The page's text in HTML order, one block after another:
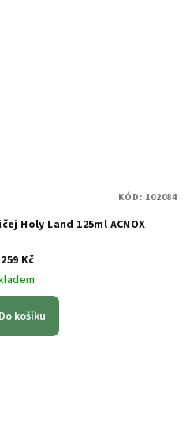
Holy Land 125ml ACNOX
Kč
Do košíku
KÓD: 102084